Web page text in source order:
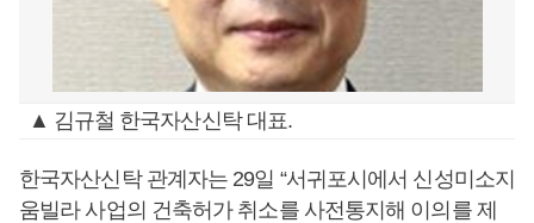
▲ 김규철 한국자산신탁 대표.
한국자산신탁 관계자는 29일 “서귀포시에서 신성미소지
움빌라 사업의 건축허가 취소를 사전통지해 이의를 제